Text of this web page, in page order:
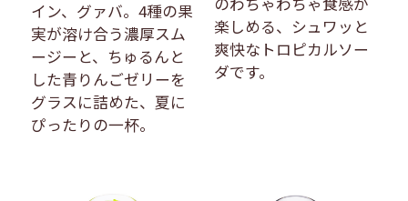
イン、グァバ。4種の果
実が溶け合う濃厚スム
ージーと、ちゅるんと
した青りんごゼリーを
グラスに詰めた、夏に
ぴったりの一杯。
楽しめる、シュワッと
爽快なトロピカルソー
ダです。